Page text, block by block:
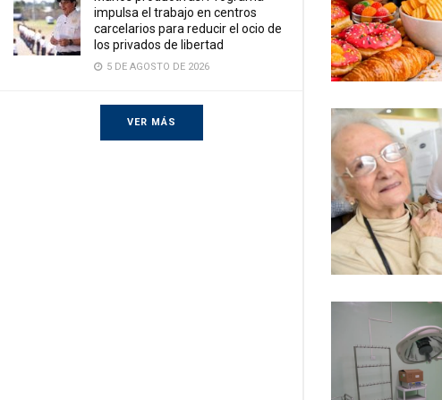
impulsa el trabajo en centros
carcelarios para reducir el ocio de
los privados de libertad
5 DE AGOSTO DE 2026
VER MÁS